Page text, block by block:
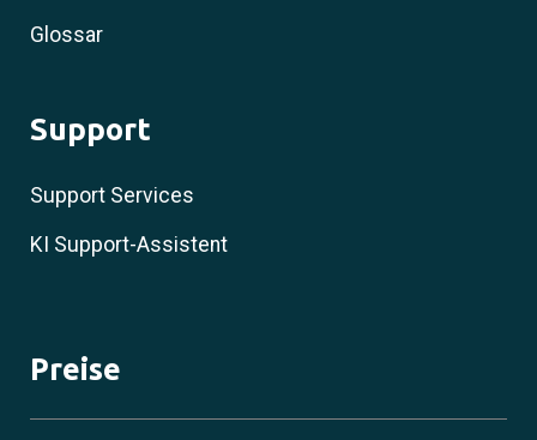
Glossar
Support
Support Services
KI Support-Assistent
Preise